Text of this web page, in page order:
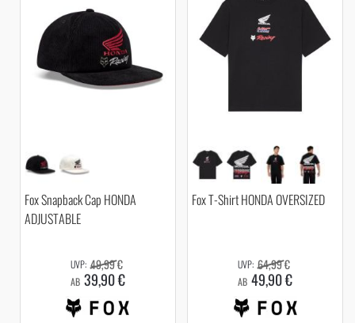
Fox Snapback Cap HONDA
ADJUSTABLE
AB 39,90 €
49,99 €
Fox T-Shirt HONDA OVERSIZED
AB 49,90 €
64,99 €